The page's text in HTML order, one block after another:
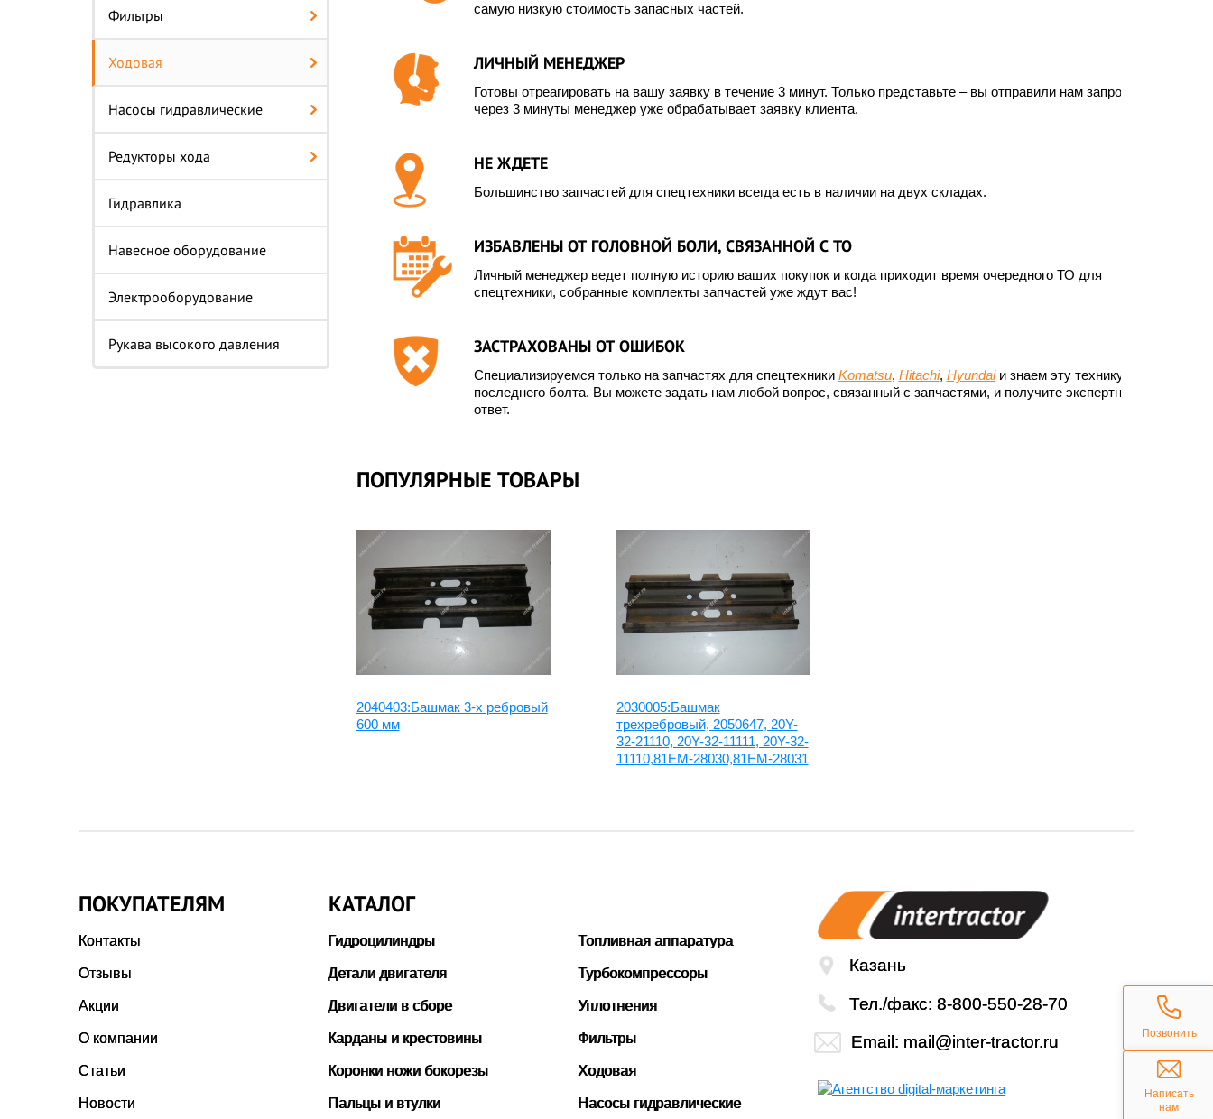
Фильтры
Ходовая
Насосы гидравлические
Редукторы хода
Гидравлика
Навесное оборудование
Электрооборудование
Рукава высокого давления
самую низкую стоимость запасных частей.
ЛИЧНЫЙ МЕНЕДЖЕР
Готовы отреагировать на вашу заявку в течение 3 минут. Только представьте – вы отправили нам запрос, а
через 3 минуты менеджер уже обрабатывает заявку клиента.
НЕ ЖДЕТЕ
Большинство запчастей для спецтехники всегда есть в наличии на двух складах.
ИЗБАВЛЕНЫ ОТ ГОЛОВНОЙ БОЛИ, СВЯЗАННОЙ С ТО
Личный менеджер ведет полную историю ваших покупок и когда приходит время очередного ТО для
спецтехники, собранные комплекты запчастей уже ждут вас!
ЗАСТРАХОВАНЫ ОТ ОШИБОК
Специализируемся только на запчастях для спецтехники Komatsu, Hitachi, Hyundaiи знаем эту технику до
последнего болта. Вы можете задать нам любой вопрос, связанный с запчастями, и получите экспертный
ответ.
ПОПУЛЯРНЫЕ ТОВАРЫ
2040403:Башмак 3-х ребровый
600 мм
2030005:Башмак
трехребровый, 2050647, 20Y-
32-21110, 20Y-32-11111, 20Y-32-
11110,81EM-28030,81EM-28031
ПОКУПАТЕЛЯМ
Контакты
Отзывы
Акции
О компании
Статьи
Новости
КАТАЛОГ
Гидроцилиндры
Детали двигателя
Двигатели в сборе
Карданы и крестовины
Коронки ножи бокорезы
Пальцы и втулки
Топливная аппаратура
Турбокомпрессоры
Уплотнения
Фильтры
Ходовая
Насосы гидравлические
Казань
Тел./факс: 8-800-550-28-70
Email: mail@inter-tractor.ru Позвонить
Написать
нам
ПРОФЕССИОНАЛЬНО
ПОДБЕРЕМ ЗАПЧАСТИ
и сэкономим вам время
Заполните форму и мы быстро подберём для
Сэкономить время
Воспользоваться позже